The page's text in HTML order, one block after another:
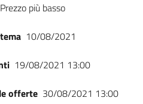
Prezzo più basso
10/08/2021
19/08/2021 13:00
offerte 30/08/2021 13:00